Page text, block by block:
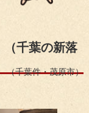
（千葉の新落
（千葉件・茂原市）